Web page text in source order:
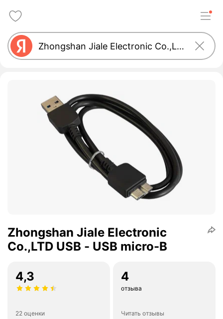
Zhongshan Jiale Electronic
Co.,LTD USB - USB micro-B
4,3
22 оценки
4
отзыва
Читать отзывы